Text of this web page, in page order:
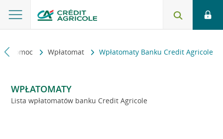
i pomoc Wpłatomat Wpłatomaty Banku Credit Agricole
WPŁATOMATY
Lista wpłatomatów banku Credit Agricole